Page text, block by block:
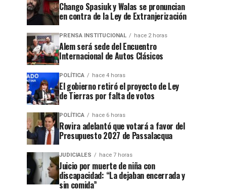
Chango Spasiuk y Walas se pronuncian
en contra de la Ley de Extranjerización
PRENSA INSTITUCIONAL hace 2 horas
Alem será sede del Encuentro
Internacional de Autos Clásicos
POLÍTICA hace 4 horas
El gobierno retiró el proyecto de Ley
de Tierras por falta de votos
POLÍTICA hace 6 horas
Rovira adelantó que votará a favor del
Presupuesto 2027 de Passalacqua
JUDICIALES hace 7 horas
Juicio por muerte de niña con
discapacidad: “La dejaban encerrada y
sin comida”